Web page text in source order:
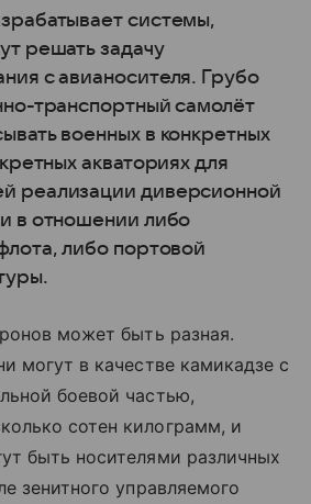
системы,
решать задачу
с авианосителя. Грубо
транспортный самолёт
военных в конкретных
акваториях для
реализации диверсионной
в отношении либо
либо портовой
может быть разная.
могут в качестве камикадзе с
боевой частью,
сотен килограмм, и
быть носителями различных
зенитного управляемого